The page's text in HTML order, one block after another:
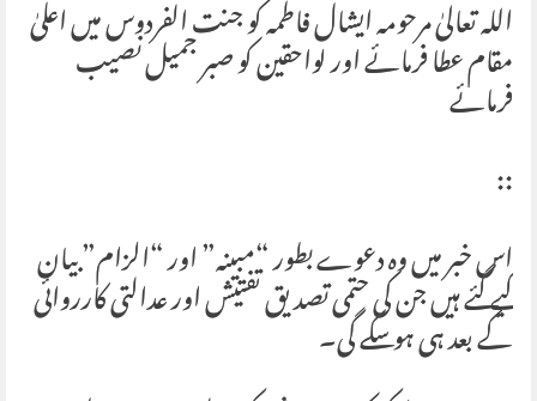
اللہ تعالیٰ مرحومہ ایشال فاطمہ کو جنت الفردوس میں اعلیٰ
مقام عطا فرمائے اور لواحقین کو صبر جمیل نصیب
فرمائے
::
اس خبر میں وہ دعوے بطور “مبینہ” اور “الزام” بیان
کیے گئے ہیں جن کی حتمی تصدیق تفتیش اور عدالتی کارروائی
کے بعد ہی ہو سکے گی۔